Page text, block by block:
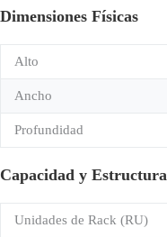
Dimensiones Físicas
Alto
Ancho
Profundidad
Capacidad y Estructura
Unidades de Rack (RU)